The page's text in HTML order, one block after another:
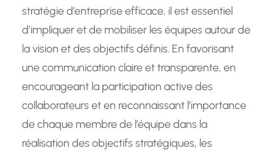
stratégie d’entreprise efficace, il est essentiel
d’impliquer et de mobiliser les équipes autour de
la vision et des objectifs définis. En favorisant
une communication claire et transparente, en
encourageant la participation active des
collaborateurs et en reconnaissant l’importance
de chaque membre de l’équipe dans la
réalisation des objectifs stratégiques, les